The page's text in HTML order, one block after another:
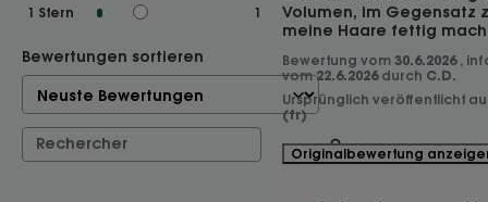
1 Stern 1
Bewertungen sortieren
Volumen, im Gegensatz
meine Haare fettig
Bewertung vom 30.6.2026 ,
vom22.6.2026 durch C.D.
Ursprünglich veröffentlicht
(fr)
Originalbewertung